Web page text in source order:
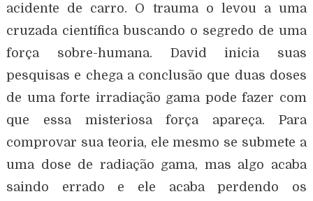
acidente de carro. O trauma o levou a uma
cruzada científica buscando o segredo de uma
força sobre-humana. David inicia suas
pesquisas e chega a conclusão que duas doses
de uma forte irradiação gama pode fazer com
que essa misteriosa força apareça. Para
comprovar sua teoria, ele mesmo se submete a
uma dose de radiação gama, mas algo acaba
saindo errado e ele acaba perdendo os